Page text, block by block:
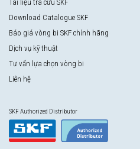
Tài liệu tra cứu SKF
Download Catalogue SKF
Báo giá vòng bi SKF chính hãng
Dịch vụ kỹ thuật
Tư vấn lựa chọn vòng bi
Liên hệ
SKF Authorized Distributor